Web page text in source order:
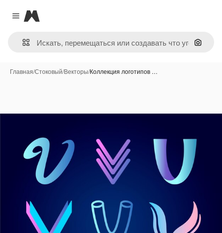
Close menu
Magnific
Поиск
Главная/Стоковый/Векторы/Коллекция логотипов …